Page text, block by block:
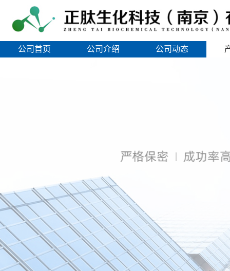
公司首页 公司介绍 公司动态